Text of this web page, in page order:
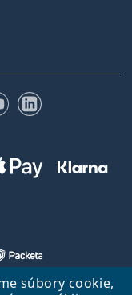
súbory cookie,
YouTubeLinkedIn